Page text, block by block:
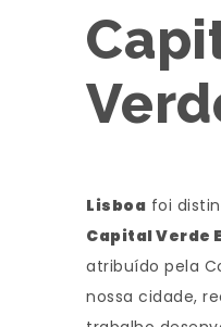
Lisboa foi
Capital Verde
atribuído pela
nossa cidade,